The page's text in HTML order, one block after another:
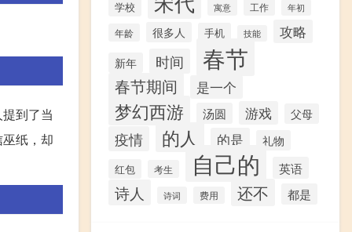
到了当
纸，却
学校 寓意 工作 年初
年龄 很多人 手机 技能 攻略
新年 时间 春节
春节期间 是一个
梦幻西游 汤圆 游戏 父母
疫情 的人 的是 礼物
红包 考生 自己的 英语
诗人 诗词 费用 还不 都是